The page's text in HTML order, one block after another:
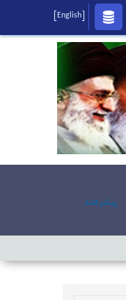
پیشرفته
[English]